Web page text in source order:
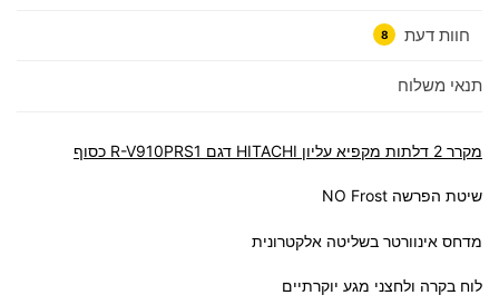
חוות דעת 8
תנאי משלוח
מקרר 2 דלתות מקפיא עליון HITACHI דגם R-V910PRS1 כסוף
שיטת הפרשה NO Frost
מדחס אינוורטר בשליטה אלקטרונית
לוח בקרה ולחצני מגע יוקרתיים